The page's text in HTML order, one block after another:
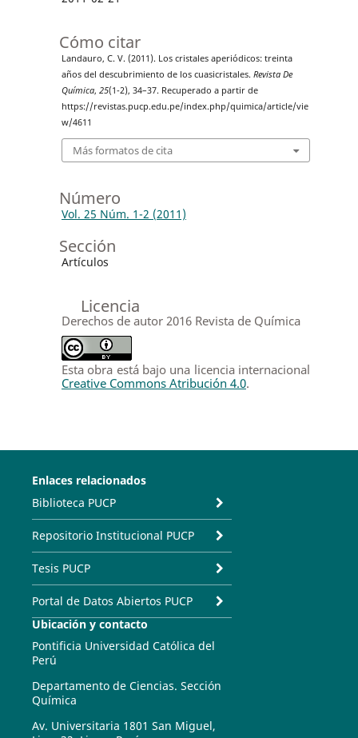
Cómo citar
Landauro, C. V. (2011). Los cristales aperiódicos: treinta
años del descubrimiento de los cuasicristales. Revista De
Química, 25(1-2), 34–37. Recuperado a partir de
https://revistas.pucp.edu.pe/index.php/quimica/article/vie
w/4611
Más formatos de cita
Número
Vol. 25 Núm. 1-2 (2011)
Sección
Artículos
Licencia
Derechos de autor 2016 Revista de Química
Esta obra está bajo una licencia internacional
Creative Commons Atribución 4.0.
Enlaces relacionados
Biblioteca PUCP
Repositorio Institucional PUCP
Tesis PUCP
Portal de Datos Abiertos PUCP
Ubicación y contacto
Pontificia Universidad Católica del
Perú
Departamento de Ciencias. Sección
Química
Av. Universitaria 1801 San Miguel,